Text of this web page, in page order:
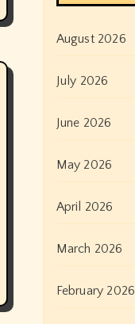
August 2026
July 2026
June 2026
May 2026
April 2026
March 2026
February 2026